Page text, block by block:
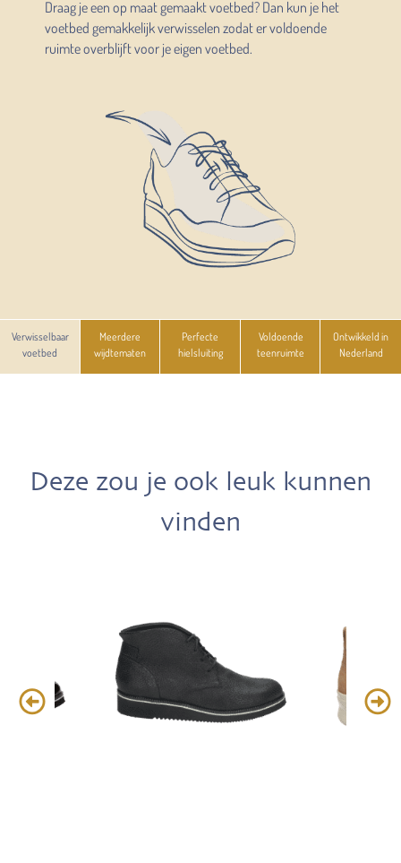
Draag je een op maat gemaakt voetbed? Dan kun je het
voetbed gemakkelijk verwisselen zodat er voldoende
ruimte overblijft voor je eigen voetbed.
Verwisselbaar
voetbed
Meerdere
wijdtematen
Perfecte
hielsluiting
Voldoende
teenruimte
Ontwikkeld in
Nederland
Deze zou je ook leuk kunnen
vinden